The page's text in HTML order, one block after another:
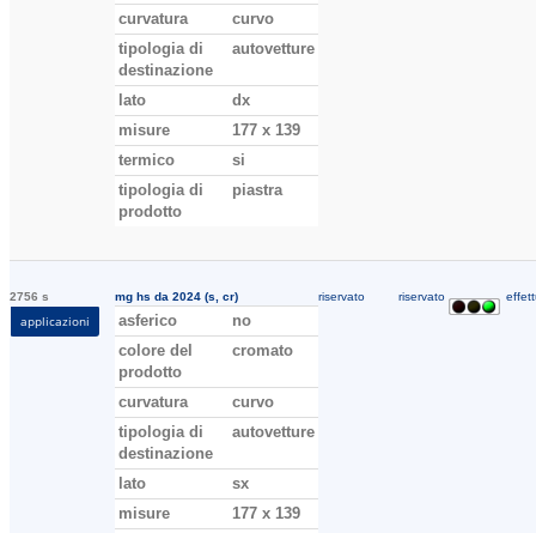
curvatura
curvo
tipologia di
destinazione
autovetture
lato
dx
misure
177 x 139
termico
si
tipologia di
prodotto
piastra
2756 s
applicazioni
mg hs da 2024 (s, cr)
asferico
no
colore del
prodotto
cromato
curvatura
curvo
tipologia di
destinazione
autovetture
lato
sx
misure
177 x 139
riservato riservato